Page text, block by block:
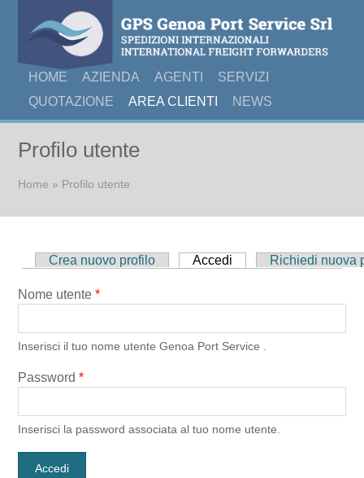
HOME AZIENDA AGENTI
SERVIZI
QUOTAZIONE
AREA CLIENTI NEWS
Profilo utente
Tu sei qui
Home » Profilo utente
Schede primarie
Crea nuovo profilo Accedi (scheda attiva)
Richiedi nuova
Nome utente*
Inserisci il tuo nome utente Genoa Port Service .
Password*
Inserisci la password associata al tuo nome utente.